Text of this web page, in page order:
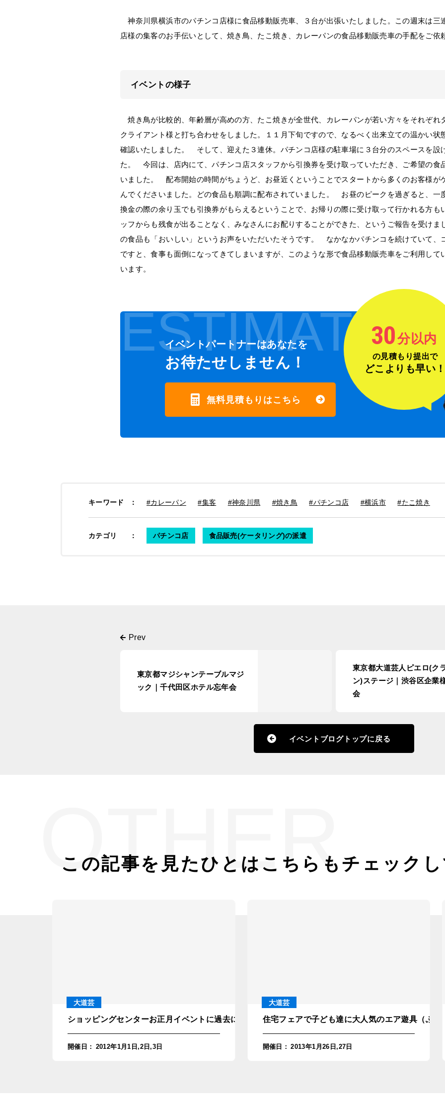
神奈川県横浜市のパチンコ店様に食品移動販売車、３台が出張いたしました。この週末は三
店様の集客のお手伝いとして、焼き鳥、たこ焼き、カレーパンの食品移動販売車の手配をご依
イベントの様子
焼き鳥が比較的、年齢層が高めの方、たこ焼きが全世代、カレーパンが若い方々をそれぞれ
クライアント様と打ち合わせをしました。１１月下旬ですので、なるべく出来立ての温かい状
確認いたしました。 そして、迎えた３連休。パチンコ店様の駐車場に３台分のスペースを設
た。 今回は、店内にて、パチンコ店スタッフから引換券を受け取っていただき、ご希望の食
いました。 配布開始の時間がちょうど、お昼近くということでスタートから多くのお客様が
んでくださいました。どの食品も順調に配布されていました。 お昼のピークを過ぎると、一
換金の際の余り玉でも引換券がもらえるということで、お帰りの際に受け取って行かれる方
ッフからも残食が出ることなく、みなさんにお配りすることができた、というご報告を受けま
の食品も「おいしい」というお声をいただいたそうです。 なかなかパチンコを続けていて、
ですと、食事も面倒になってきてしまいますが、このような形で食品移動販売車をご利用して
います。
ESTIMATE
イベントパートナーはあなたを
お待たせしません！
無料見積もりはこちら
30分以内
の見積もり提出で
どこよりも早い
キーワード ： #カレーパン #集客 #神奈川県 #焼き鳥 #パチンコ店 #横浜市 #たこ焼き
カテゴリ ： パチンコ店 食品販売(ケータリング)の派遣
東京都マジシャンテーブルマジ
ック｜千代田区ホテル忘年会
東京都大道芸人ピエロ(ク
ン)ステージ｜渋谷区企業
会
イベントブログトップに戻る
OTHER
この記事を見たひとは こちらもチェック
大道芸
ショッピングセンターお正月イベントに過去にも出張経験のある女性占い師を再度派遣！in和歌山・新
開催日 ： 2012年1月1日,2日,3日
大道芸
住宅フェアで子ども達に大人気のエア遊具（ふ
開催日 ： 2013年1月26日,27日